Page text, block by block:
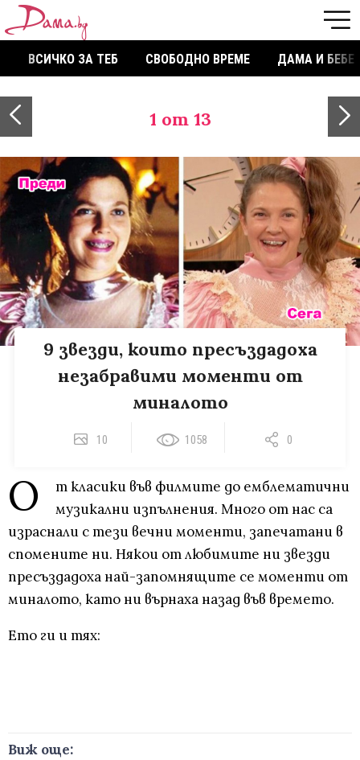
ВСИЧКО ЗА ТЕБ СВОБОДНО ВРЕМЕ ДАМА И БЕБЕ
1 от 13
9 звезди, които пресъздадоха
незабравими моменти от
миналото
10 1058 0
О
т класики във филмите до емблематични
музикални изпълнения. Много от нас са
израснали с тези вечни моменти, запечатани в
спомените ни. Някои от любимите ни звезди
пресъздадоха най-запомнящите се моменти от
миналото, като ни върнаха назад във времето.
Ето ги и тях:
Виж още: